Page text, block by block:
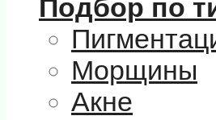
Подбор по
Морщины
Акне